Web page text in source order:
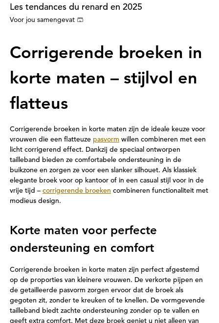
Les tendances du renard en 2025
Voor jou samengevat 🩳
Corrigerende broeken in
korte maten – stijlvol en
flatteus
Corrigerende broeken in korte maten zijn de ideale keuze voor
vrouwen die een flatteuze pasvorm willen combineren met een
licht corrigerend effect. Dankzij de speciaal ontworpen
tailleband bieden ze comfortabele ondersteuning in de
buikzone en zorgen ze voor een slanker silhouet. Als klassiek
elegante broek voor op kantoor of in een casual stijl voor in de
vrije tijd – corrigerende broeken combineren functionaliteit met
modieus design.
Korte maten voor perfecte
ondersteuning en comfort
Corrigerende broeken in korte maten zijn perfect afgestemd
op de proporties van kleinere vrouwen. De verkorte pijpen en
de getailleerde pasvorm zorgen ervoor dat de broek als
gegoten zit, zonder te kreuken of te knellen. De vormgevende
tailleband biedt zachte ondersteuning zonder op te vallen en
geeft extra comfort. Met deze broek geniet u niet alleen van